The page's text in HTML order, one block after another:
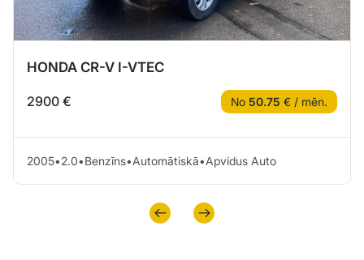
HONDA CR-V I-VTEC
2900 € No 50.75 € / mēn.
2005•2.0•Benzīns•Automātiskā•Apvidus Auto